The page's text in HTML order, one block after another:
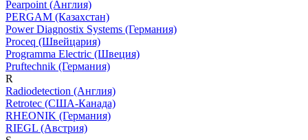
Pearpoint (Англия)
PERGAM (Казахстан)
Power Diagnostix Systems (Германия)
Proceq (Швейцария)
Programma Electric (Швеция)
Pruftechnik (Германия)
R
Radiodetection (Англия)
Retrotec (США-Канада)
RHEONIK (Германия)
RIEGL (Австрия)